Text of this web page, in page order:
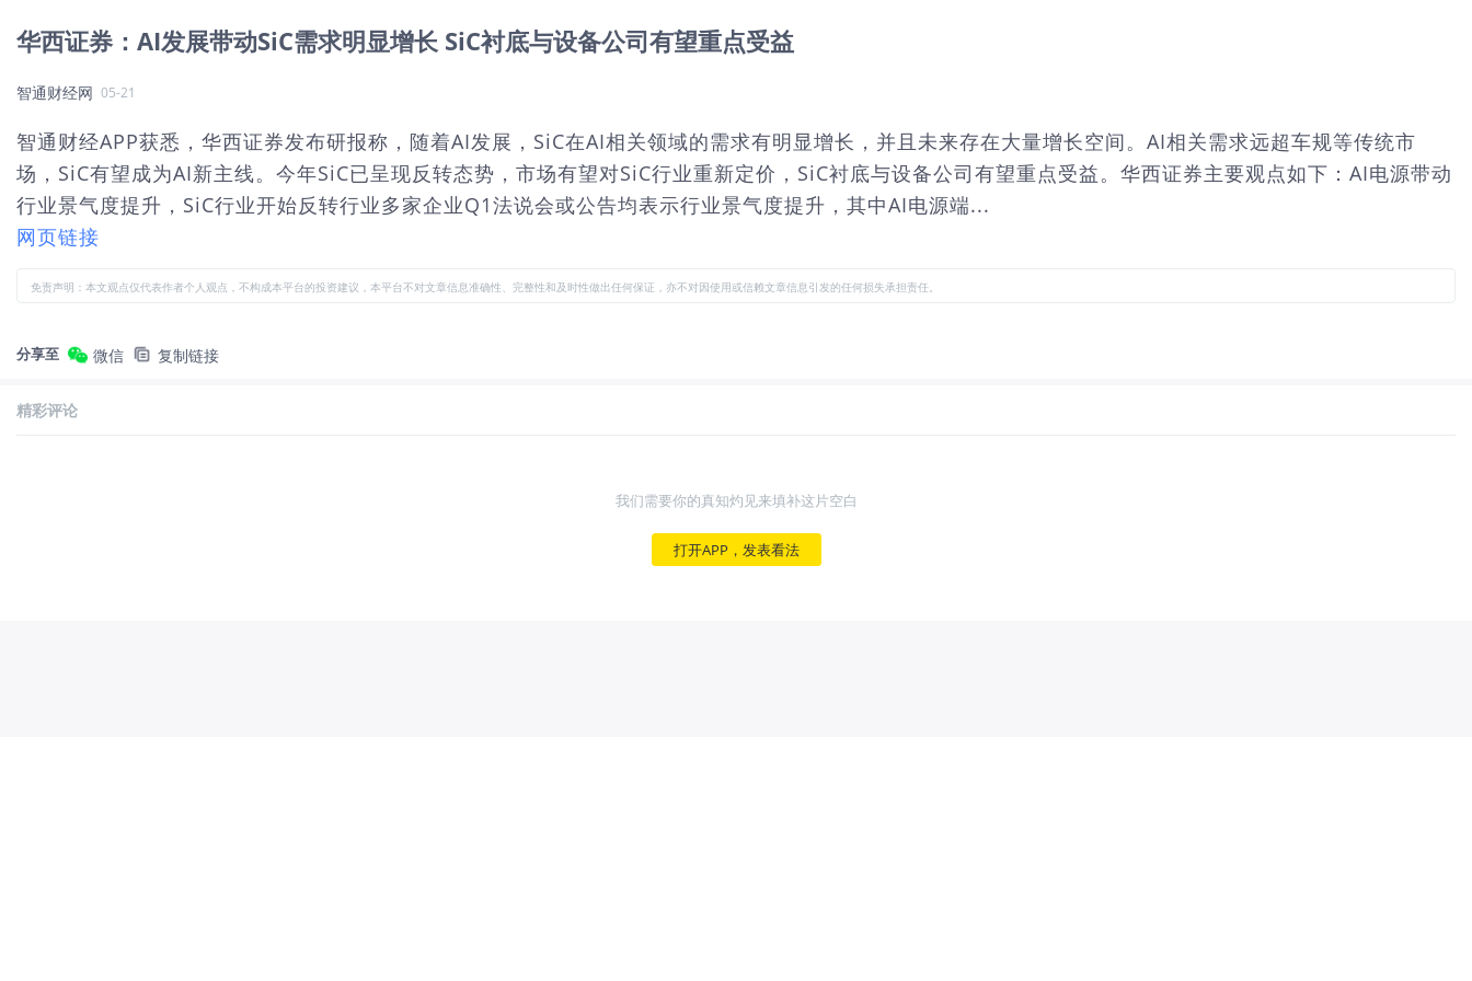
华西证券：AI发展带动SiC需求明显增长 SiC衬底与设备公司有望重点受益
智通财经网 05-21
智通财经APP获悉，华西证券发布研报称，随着AI发展，SiC在AI相关领域的需求有明显增长，并且未来存在大量增长空间。AI相关需求远超车规等传统市
场，SiC有望成为AI新主线。今年SiC已呈现反转态势，市场有望对SiC行业重新定价，SiC衬底与设备公司有望重点受益。华西证券主要观点如下：AI电源带动
行业景气度提升，SiC行业开始反转行业多家企业Q1法说会或公告均表示行业景气度提升，其中AI电源端...
网页链接
免责声明：本文观点仅代表作者个人观点，不构成本平台的投资建议，本平台不对文章信息准确性、完整性和及时性做出任何保证，亦不对因使用或信赖文章信息引发的任何损失承担责任。
分享至 微信 复制链接
精彩评论
我们需要你的真知灼见来填补这片空白
打开APP，发表看法